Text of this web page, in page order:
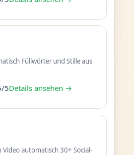
Füllwörter und Stille aus
5Details ansehen →
Video automatisch 30+ Social-